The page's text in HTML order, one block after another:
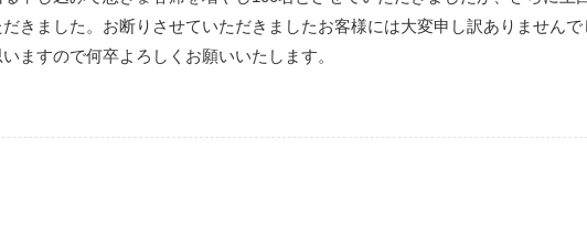
きました。お断りさせていただきましたお客様には大変申し訳ありませんで
ますので何卒よろしくお願いいたします。